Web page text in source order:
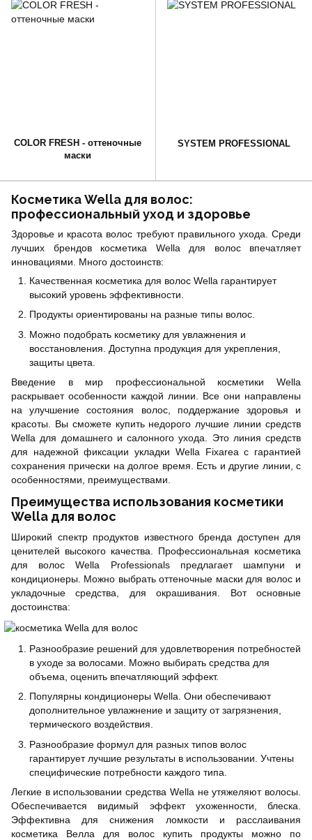
Косметика Wella для волос:
профессиональный уход и здоровье
Здоровье и красота волос требуют правильного ухода. Среди
лучших брендов косметика Wella для волос впечатляет
инновациями. Много достоинств:
Качественная косметика для волос Wella гарантирует
высокий уровень эффективности.
Продукты ориентированы на разные типы волос.
Можно подобрать косметику для увлажнения и
восстановления. Доступна продукция для укрепления,
защиты цвета.
Введение в мир профессиональной косметики Wella
раскрывает особенности каждой линии. Все они направлены
на улучшение состояния волос, поддержание здоровья и
красоты. Вы сможете купить недорого лучшие линии средств
Wella для домашнего и салонного ухода. Это линия средств
для надежной фиксации укладки Wella Fixareaс гарантией
сохранения прически на долгое время. Есть и другие линии, с
особенностями, преимуществами.
Преимущества использования косметики
Wella для волос
Широкий спектр продуктов известного бренда доступен для
ценителей высокого качества. Профессиональная косметика
для волос Wella Professionals предлагает шампуни и
кондиционеры. Можно выбрать оттеночные маски для волос и
укладочные средства, для окрашивания. Вот основные
достоинства:
Разнообразие решений для удовлетворения потребностей
в уходе за волосами. Можно выбирать средства для
объема, оценить впечатляющий эффект.
Популярны кондиционеры Wella. Они обеспечивают
дополнительное увлажнение и защиту от загрязнения,
термического воздействия.
Разнообразие формул для разных типов волос
гарантирует лучшие результаты в использовании. Учтены
специфические потребности каждого типа.
Легкие в использовании средства Wella не утяжеляют волосы.
Обеспечивается видимый эффект ухоженности, блеска.
Эффективна для снижения ломкости и расслаивания
косметика Велла для волос купить продукты можно по
COLOR FRESH - оттеночные
маски
SYSTEM PROFESSIONAL